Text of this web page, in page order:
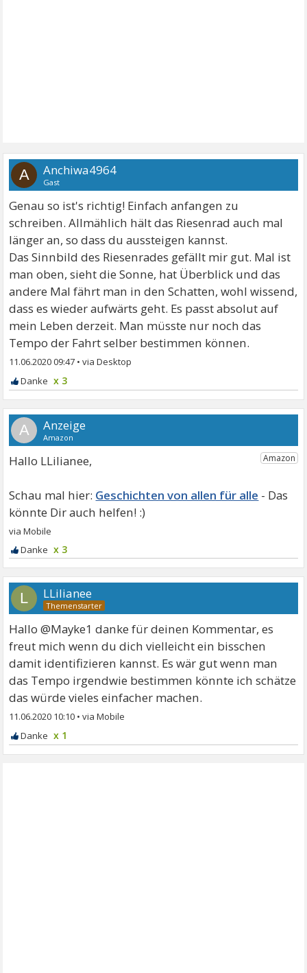
A Anchiwa4964
Gast
Genau so ist's richtig! Einfach anfangen zu
schreiben. Allmählich hält das Riesenrad auch mal
länger an, so dass du aussteigen kannst.
Das Sinnbild des Riesenrades gefällt mir gut. Mal ist
man oben, sieht die Sonne, hat Überblick und das
andere Mal fährt man in den Schatten, wohl wissend,
dass es wieder aufwärts geht. Es passt absolut auf
mein Leben derzeit. Man müsste nur noch das
Tempo der Fahrt selber bestimmen können.
11.06.2020 09:47 •
x 3
A
Hallo LLilianee,
Geschichten von allen für alle
x 3
L LLilianee
Hallo @Mayke1 danke für deinen Kommentar, es
freut mich wenn du dich vielleicht ein bisschen
damit identifizieren kannst. Es wär gut wenn man
das Tempo irgendwie bestimmen könnte ich schätze
das würde vieles einfacher machen.
11.06.2020 10:10 •
x 1